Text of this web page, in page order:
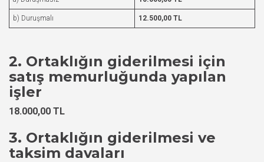
b) Duruşmalı 12.500,00 TL
2. Ortaklığın giderilmesi için
satış memurluğunda yapılan
işler
18.000,00 TL
3. Ortaklığın giderilmesi ve
taksim davaları